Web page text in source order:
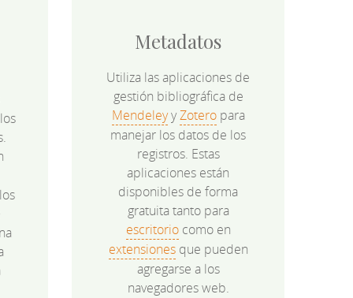
Metadatos
Utiliza las aplicaciones de
gestión bibliográfica de
MendeleyyZoteropara
manejar los datos de los
registros. Estas
aplicaciones están
disponibles de forma
gratuita tanto para
escritoriocomo en
extensionesque pueden
agregarse a los
navegadores web.